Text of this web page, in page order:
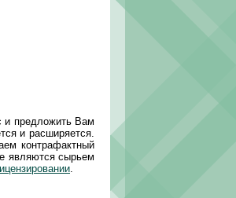
и предложить Вам
и расширяется.
контрафактный
являются сырьем
.